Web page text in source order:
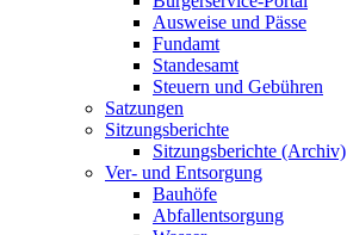
Ausweise und Pässe
Fundamt
Standesamt
Steuern und Gebühren
Satzungen
Sitzungsberichte
Sitzungsberichte (Archiv)
Ver- und Entsorgung
Bauhöfe
Abfallentsorgung